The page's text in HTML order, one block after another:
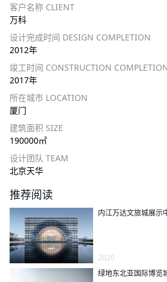
客户名称 CLIENT
万科
设计完成时间 DESIGN COMPLETION
2012年
竣工时间 CONSTRUCTION
2017年
所在城市 LOCATION
厦门
建筑面积 SIZE
190000㎡
设计团队 TEAM
北京天华
推荐阅读
内江万达文旅城展示
2020
绿地东北亚国际博览